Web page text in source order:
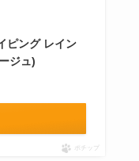
ピング レイン
ジュ)
ポチップ